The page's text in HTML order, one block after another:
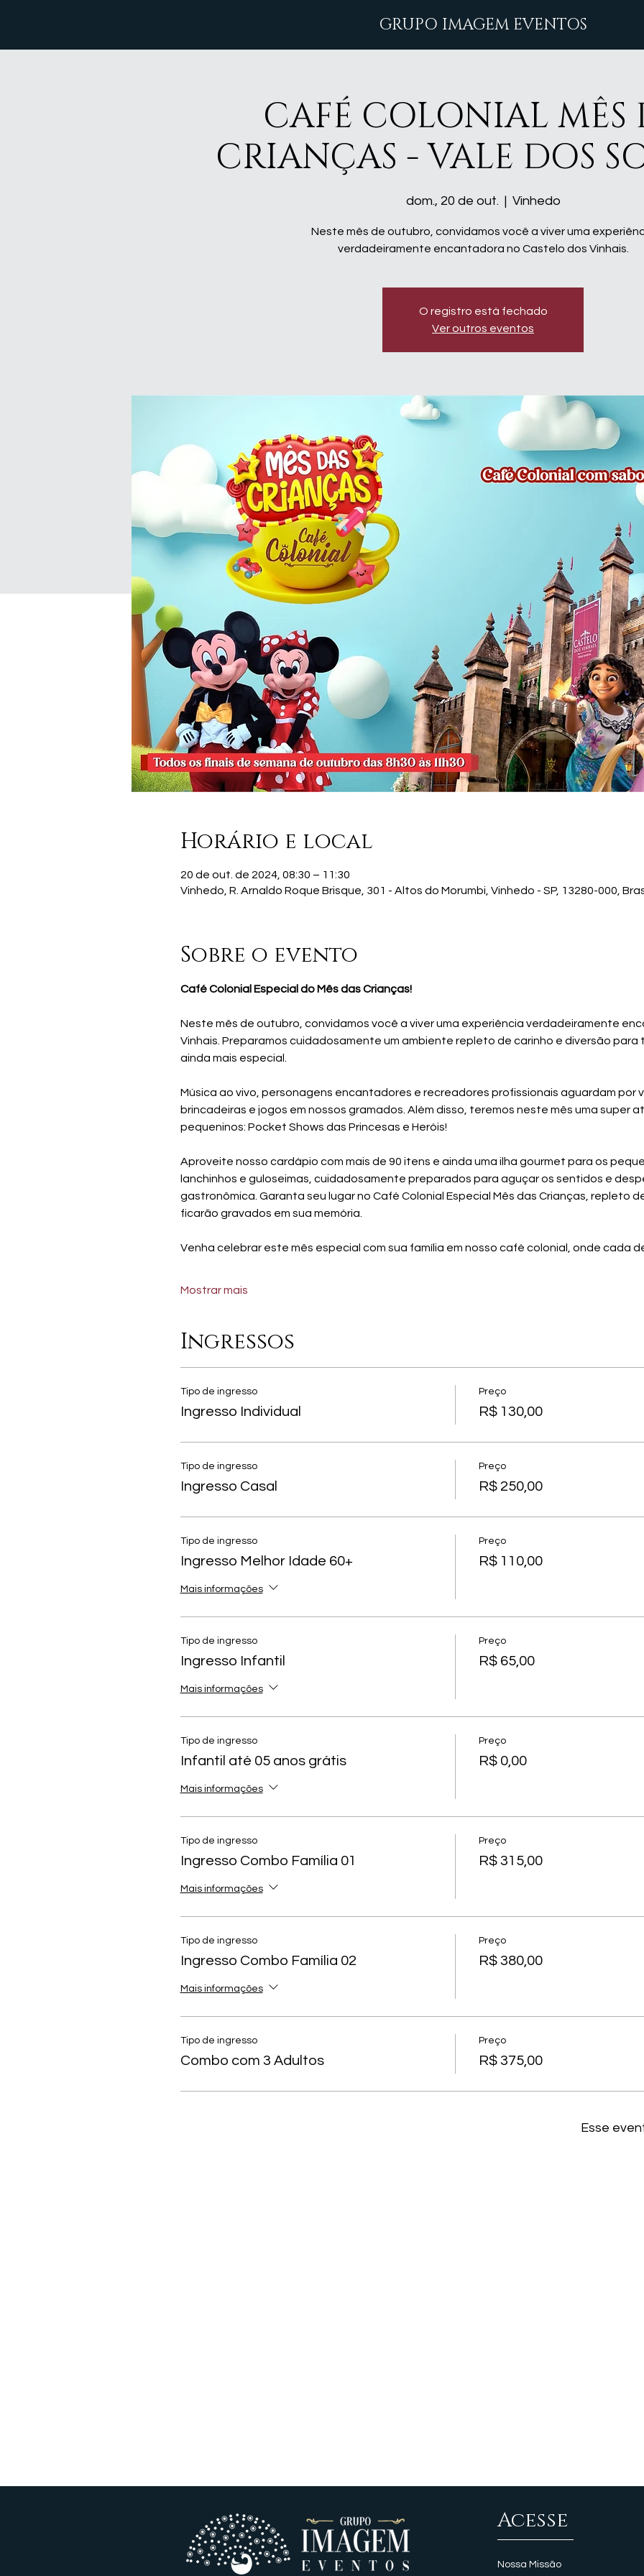
GRUPO IMAGEM EVENTOS
CAFÉ COLONIAL MÊS
CRIANÇAS - VALE DOS
dom., 20 de out. Vinhedo
Neste mês de outubro, convidamos você a viver uma
verdadeiramente encantadora no Castelo dos Vinhais.
O registro está fechado
Ver outros eventos
Horário e local
20 de out. de 2024, 08:30 – 11:30
Vinhedo, R. Arnaldo Roque Brisque, 301 - Altos do Morumbi, Vinhedo - SP, 13280-000,
Sobre o evento
Café Colonial Especial do Mês das Crianças!
Neste mês de outubro, convidamos você a viver uma experiência verdadeiramente
Vinhais. Preparamos cuidadosamente um ambiente repleto de carinho e diversão para
ainda mais especial.
Música ao vivo, personagens encantadores e recreadores profissionais aguardam por
brincadeiras e jogos em nossos gramados. Além disso, teremos neste mês uma super
pequeninos: Pocket Shows das Princesas e Heróis!
Aproveite nosso cardápio com mais de 90 itens e ainda uma ilha gourmet para os
lanchinhos e guloseimas, cuidadosamente preparados para aguçar os sentidos e
gastronômica. Garanta seu lugar no Café Colonial Especial Mês das Crianças, repleto
ficarão gravados em sua memória.
Venha celebrar este mês especial com sua família em nosso café colonial, onde cada
Mostrar mais
Ingressos
Tipo de ingresso
Ingresso Individual
Preço
R$ 130,00
Tipo de ingresso
Ingresso Casal
Preço
R$ 250,00
Tipo de ingresso
Ingresso Melhor Idade 60+
Mais informações
Preço
R$ 110,00
Tipo de ingresso
Ingresso Infantil
Mais informações
Preço
R$ 65,00
Tipo de ingresso
Infantil até 05 anos grátis
Mais informações
Preço
R$ 0,00
Tipo de ingresso
Ingresso Combo Família 01
Mais informações
Preço
R$ 315,00
Tipo de ingresso
Ingresso Combo Família 02
Mais informações
Preço
R$ 380,00
Tipo de ingresso
Combo com 3 Adultos
Preço
R$ 375,00
Esse
Acesse
Nossa Missão